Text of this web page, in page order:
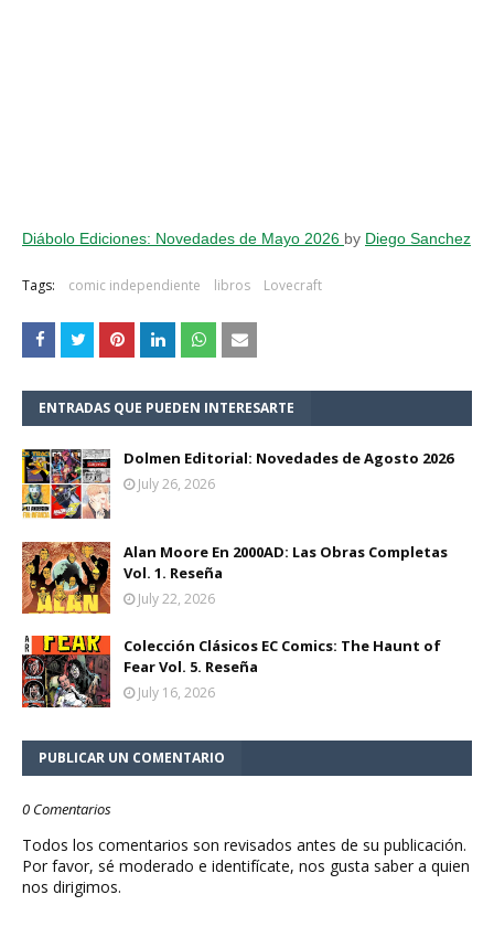
Diábolo Ediciones: Novedades de Mayo 2026 by Diego Sanchez
Tags: comic independiente libros Lovecraft
ENTRADAS QUE PUEDEN INTERESARTE
Dolmen Editorial: Novedades de Agosto 2026
July 26, 2026
Alan Moore En 2000AD: Las Obras Completas
Vol. 1. Reseña
July 22, 2026
Colección Clásicos EC Comics: The Haunt of
Fear Vol. 5. Reseña
July 16, 2026
PUBLICAR UN COMENTARIO
0 Comentarios
Todos los comentarios son revisados antes de su publicación.
Por favor, sé moderado e identifícate, nos gusta saber a quien
nos dirigimos.